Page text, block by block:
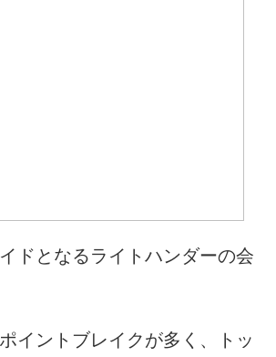
ドとなるライトハンダーの会
イントブレイクが多く、トッ